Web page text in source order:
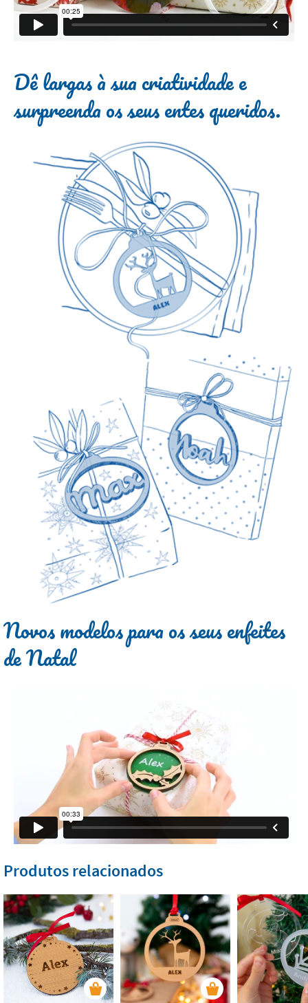
Dê largas à sua criatividade e
surpreenda os seus entes queridos.
Novos modelos para os seus enfeites
de Natal
Produtos relacionados